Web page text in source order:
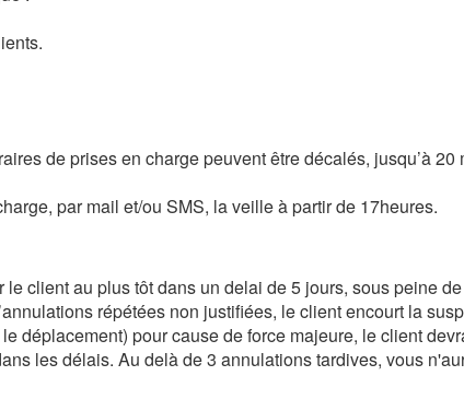
de prises en charge peuvent être décalés, jusqu’à
par mail et/ou SMS, la veille à partir de 17heures.
le client au plus tôt dans un delai de 5 jours, sous peine
répétées non justifiées, le client encourt la
déplacement) pour cause de force majeure, le client
les délais. Au delà de 3 annulations tardives, vous